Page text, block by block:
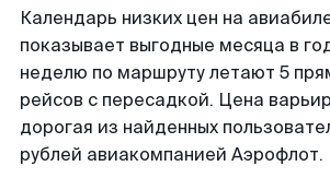
Календарь низких цен на
показывает выгодные месяца в
неделю по маршруту летают 5
рейсов с пересадкой. Цена
дорогая из найденных
рублей авиакомпанией Аэрофлот.